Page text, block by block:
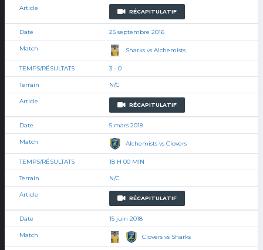
RÉCAPITULATIF
25 septembre 2016
Sharks vs Alchemists
3 - 0
N/C
RÉCAPITULATIF
5 mars 2018
Alchemists vs Clovers
18 H 00 MIN
N/C
RÉCAPITULATIF
15 juin 2018
Clovers vs Sharks